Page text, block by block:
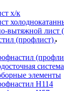
х/к
вытяжной
(профлист)
система
элементы
Н114